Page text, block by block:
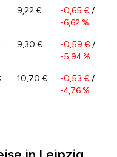
9,22 € -0,65 € /
-6,62 %
9,30 € -0,59 € /
-5,94 %
10,70 € -0,53 € /
-4,76 %